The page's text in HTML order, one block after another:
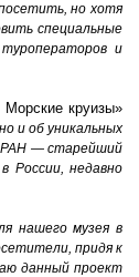
но хотя
специальные
и
круизы»
и об уникальных
РАН — старейший
России, недавно
нашего музея в
придя к
данный проект